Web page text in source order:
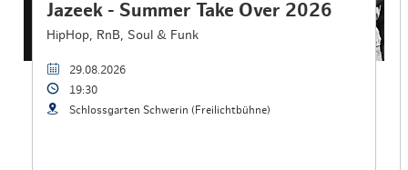
Jazeek - Summer Take Over 2026
HipHop, RnB, Soul & Funk
29.08.2026
19:30
Schlossgarten Schwerin (Freilichtbühne)